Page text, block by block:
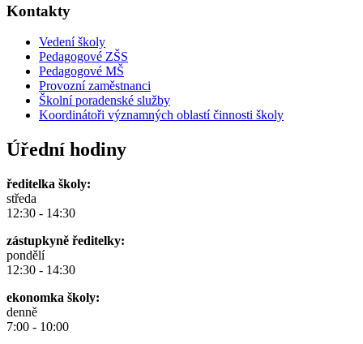
Kontakty
Vedení školy
Pedagogové ZŠS
Pedagogové MŠ
Provozní zaměstnanci
Školní poradenské služby
Koordinátoři významných oblastí činnosti školy
Úřední hodiny
ředitelka školy:
středa
12:30 - 14:30
zástupkyně ředitelky:
pondělí
12:30 - 14:30
ekonomka školy:
denně
7:00 - 10:00